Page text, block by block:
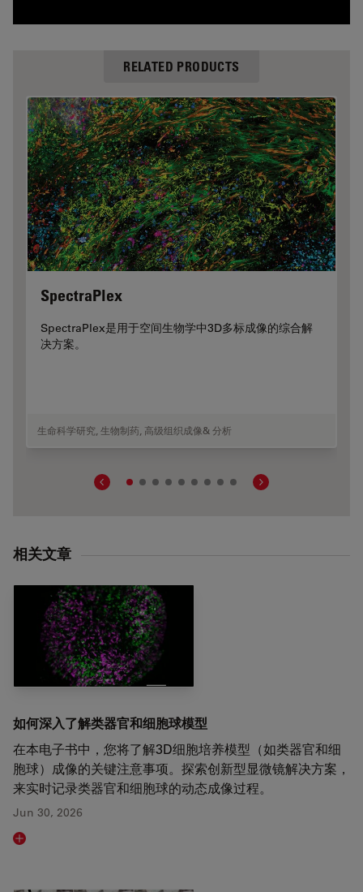
RELATED PRODUCTS
SpectraPlex
SpectraPlex是用于空间生物学中3D多标成像的综合解
决方案。
生命科学研究 生物制药 高级组织成像& 分析
相关文章
如何深入了解类器官和细胞球模型
在本电子书中，您将了解3D细胞培养模型（如类器官和细
胞球）成像的关键注意事项。探索创新型显微镜解决方案，
来实时记录类器官和细胞球的动态成像过程。
Jun 30, 2026
Read article